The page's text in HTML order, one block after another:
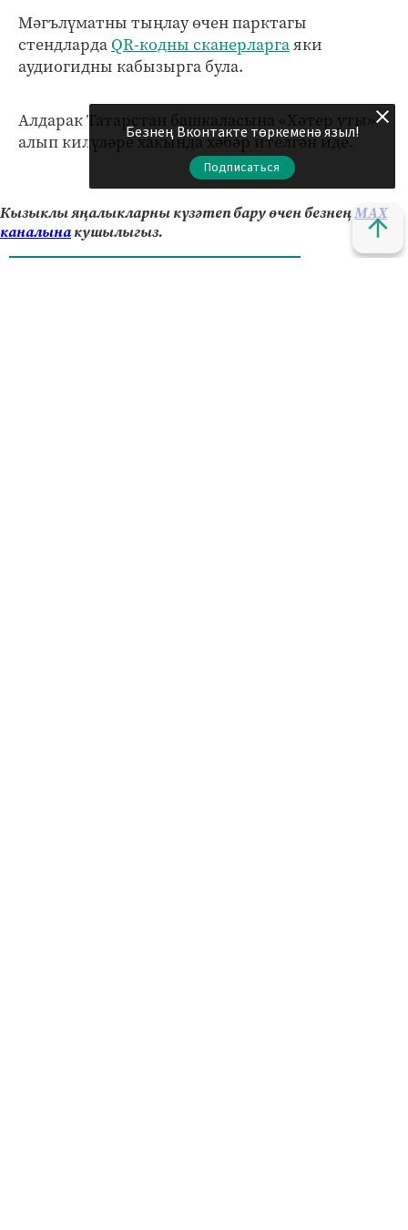
Мәгълүматны тыңлау өчен парктагы
стендларда QR-кодны сканерларгаяки
аудиогидны кабызырга була.
Алдарак Татарстан башкаласына «Хәтер уты»
алып килүләре хакында хәбәр ителгән иде.
Кызыклы яңалыкларны күзәтеп бару өчен безнеңМАХ
каналынакушылыгыз.
Безнең Вконтакте төркеменә языл!
Подписаться